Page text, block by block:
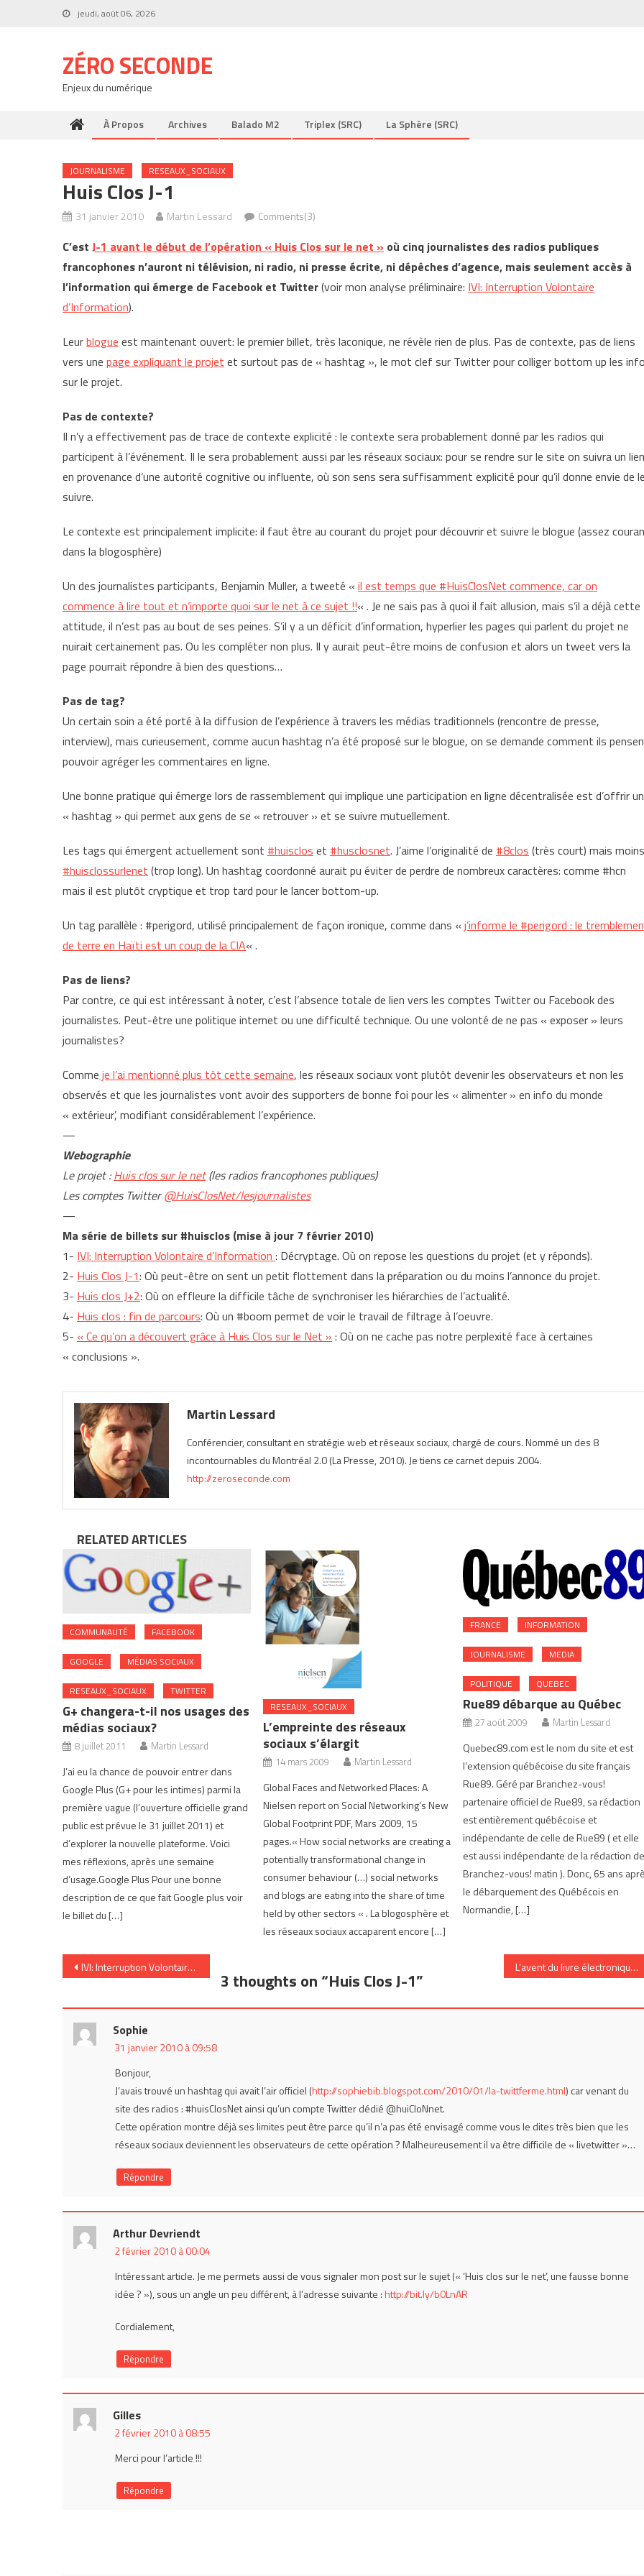
jeudi, août 06, 2026
ZÉRO SECONDE
Enjeux du numérique
À Propos Archives Balado M2 Triplex (SRC) La Sphère (SRC)
JOURNALISME RESEAUX_SOCIAUX
Huis Clos J-1
31 janvier 2010 Martin Lessard Comments(3)
C’est J-1 avant le début de l’opération « Huis Clos sur le net » où cinq journalistes des radios publiques
francophones n’auront ni télévision, ni radio, ni presse écrite, ni dépêches d’agence, mais seulement accès à
l’information qui émerge de Facebook et Twitter(voir mon analyse préliminaire: IVI: Interruption Volontaire
d’Information).
Leurblogue est maintenant ouvert: le premier billet, très laconique, ne révèle rien de plus. Pas de contexte, pas de liens
vers une page expliquant le projet et surtout pas de « hashtag », le mot clef sur Twitter pour colliger bottom up les
sur le projet.
Pas de contexte?
Il n’y a effectivement pas de trace de contexte explicité : le contexte sera probablement donné par les radios qui
participent à l’événement. Il le sera probablement aussi par les réseaux sociaux: pour se rendre sur le site on suivra un
en provenance d’une autorité cognitive ou influente, où son sens sera suffisamment explicité pour qu’il donne envie de le
suivre.
Le contexte est principalement implicite: il faut être au courant du projet pour découvrir et suivre le blogue (assez
dans la blogosphère)
Un des journalistes participants, Benjamin Muller, a tweeté « il est temps que #HuisClosNet commence, car on
commence à lire tout et n’importe quoi sur le net à ce sujet !!« . Je ne sais pas à quoi il fait allusion, mais s’il a déjà cette
attitude, il n’est pas au bout de ses peines. S’il y a un déficit d’information, hyperlier les pages qui parlent du projet ne
nuirait certainement pas. Ou les compléter non plus. Il y aurait peut-être moins de confusion et alors un tweet vers la
page pourrait répondre à bien des questions…
Pas de tag?
Un certain soin a été porté à la diffusion de l’expérience à travers les médias traditionnels (rencontre de presse,
interview), mais curieusement, comme aucun hashtag n’a été proposé sur le blogue, on se demande comment ils
pouvoir agréger les commentaires en ligne.
Une bonne pratique qui émerge lors de rassemblement qui implique une participation en ligne décentralisée est d’offrir
« hashtag » qui permet aux gens de se « retrouver » et se suivre mutuellement.
Les tags qui émergent actuellement sont #huisclos et #husclosnet. J’aime l’originalité de #8clos (très court) mais moins
#huisclossurlenet (trop long). Un hashtag coordonné aurait pu éviter de perdre de nombreux caractères: comme #hcn
mais il est plutôt cryptique et trop tard pour le lancer bottom-up.
Un tag parallèle : #perigord, utilisé principalement de façon ironique, comme dans « j’informe le #perigord : le
de terre en Haïti est un coup de la CIA« .
Pas de liens?
Par contre, ce qui est intéressant à noter, c’est l’absence totale de lien vers les comptes Twitter ou Facebook des
journalistes. Peut-être une politique internet ou une difficulté technique. Ou une volonté de ne pas « exposer » leurs
journalistes?
Comme je l’ai mentionné plus tôt cette semaine, les réseaux sociaux vont plutôt devenir les observateurs et non les
observés et que les journalistes vont avoir des supporters de bonne foi pour les « alimenter » en info du monde
« extérieur’, modifiant considérablement l’expérience.
—
Webographie
Le projet :Huis clos sur le net(les radios francophones publiques)
Les comptes Twitter@HuisClosNet/lesjournalistes
—
Ma série de billets sur #huisclos (mise à jour 7 février 2010)
1- IVI: Interruption Volontaire d’Information : Décryptage. Où on repose les questions du projet (et y réponds).
2- Huis Clos J-1: Où peut-être on sent un petit flottement dans la préparation ou du moins l’annonce du projet.
3- Huis clos J+2: Où on effleure la difficile tâche de synchroniser les hiérarchies de l’actualité.
4- Huis clos : fin de parcours: Où un #boom permet de voir le travail de filtrage à l’oeuvre.
5- « Ce qu’on a découvert grâce à Huis Clos sur le Net » : Où on ne cache pas notre perplexité face à certaines
« conclusions ».
Martin Lessard
Conférencier, consultant en stratégie web et réseaux sociaux, chargé de cours. Nommé un des 8
incontournables du Montréal 2.0 (La Presse, 2010). Je tiens ce carnet depuis 2004.
http://zeroseconde.com
RELATED ARTICLES
COMMUNAUTÉ FACEBOOK
GOOGLE MÉDIAS SOCIAUX
RESEAUX_SOCIAUX TWITTER
G+ changera-t-il nos usages des
médias sociaux?
8 juillet 2011 Martin Lessard
J’ai eu la chance de pouvoir entrer dans
Google Plus (G+ pour les intimes) parmi la
première vague (l’ouverture officielle grand
public est prévue le 31 juillet 2011) et
d’explorer la nouvelle plateforme. Voici
mes réflexions, après une semaine
d’usage.Google Plus Pour une bonne
description de ce que fait Google plus voir
le billet du […]
RESEAUX_SOCIAUX
L’empreinte des réseaux
sociaux s’élargit
14 mars 2009 Martin Lessard
Global Faces and Networked Places: A
Nielsen report on Social Networking’s New
Global Footprint PDF, Mars 2009, 15
pages.« How social networks are creating a
potentially transformational change in
consumer behaviour (…) social networks
and blogs are eating into the share of time
held by other sectors « . La blogosphère et
les réseaux sociaux accaparent encore […]
FRANCE INFORMATION
JOURNALISME MEDIA
POLITIQUE QUEBEC
Rue89 débarque au Québec
27 août 2009 Martin Lessard
Quebec89.com est le nom du site et est
l’extension québécoise du site français
Rue89. Géré par Branchez-vous!
partenaire officiel de Rue89, sa rédaction
est entièrement québécoise et
indépendante de celle de Rue89 ( et elle
est aussi indépendante de la rédaction de
Branchez-vous! matin ). Donc, 65 ans
le débarquement des Québécois en
Normandie, […]
Navigation
l’article
IVI: Interruption Volontaire d’Information L’avent du livre électronique
3 thoughts on “Huis Clos J-1”
Sophie
31 janvier 2010 à 09:58
Bonjour,
J’avais trouvé un hashtag qui avait l’air officiel (http://sophiebib.blogspot.com/2010/01/la-twittferme.html) car venant du
site des radios : #huisClosNet ainsi qu’un compte Twitter dédié @huiCloNnet.
Cette opération montre déjà ses limites peut être parce qu’il n’a pas été envisagé comme vous le dites très bien que les
réseaux sociaux deviennent les observateurs de cette opération ? Malheureusement il va être difficile de « livetwitter »…
Répondre
Arthur Devriendt
2 février 2010 à 00:04
Intéressant article. Je me permets aussi de vous signaler mon post sur le sujet (« ‘Huis clos sur le net’, une fausse bonne
idée ? »), sous un angle un peu différent, à l’adresse suivante :http://bit.ly/b0LnAR
Cordialement,
Répondre
Gilles
2 février 2010 à 08:55
Merci pour l’article !!!
Répondre